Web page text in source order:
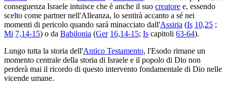
conseguenza Israele intuisce che è anche il suo creatore e, essendo
scelto come partner nell'Alleanza, lo sentirà accanto a sé nei
momenti di pericolo quando sará minacciato dall'Assiria (Is 10,25 ;
Mi 7,14-15) o da Babilonia (Ger 16,14-15; Is capitoli 63-64).
Lungo tutta la storia dell'Antico Testamento, l'Esodo rimane un
momento centrale della storia di Israele e il popolo di Dio non
perderà mai il ricordo di questo intervento fondamentale di Dio nelle
vicende umane.